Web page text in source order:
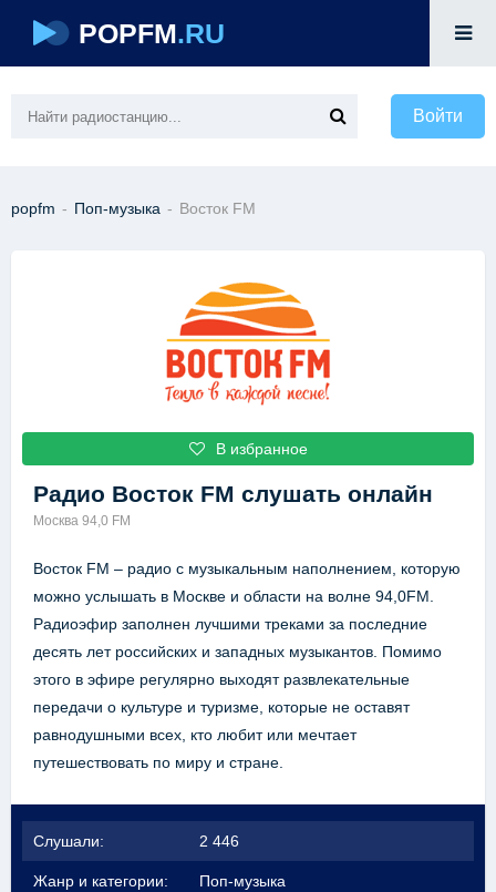
POPFM.RU
Войти
popfm - Поп-музыка - Восток FM
В избранное
Радио Восток FM слушать онлайн
Москва 94,0 FM
Восток FM – радио с музыкальным наполнением, которую
можно услышать в Москве и области на волне 94,0FM.
Радиоэфир заполнен лучшими треками за последние
десять лет российских и западных музыкантов. Помимо
этого в эфире регулярно выходят развлекательные
передачи о культуре и туризме, которые не оставят
равнодушными всех, кто любит или мечтает
путешествовать по миру и стране.
Слушали: 2 446
Жанр и категории: Поп-музыка